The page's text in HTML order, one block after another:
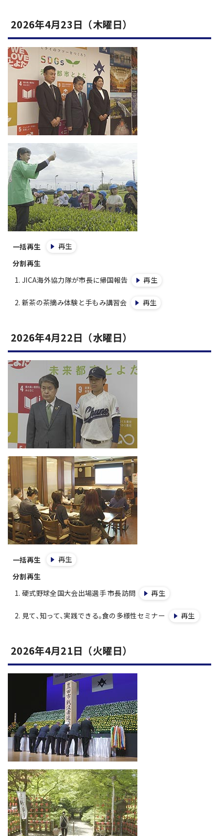
2026年4月23日（木曜日）
一括再生
再生
分割再生
JICA海外協力隊が市長に帰国報告
再生
新茶の茶摘み体験と手もみ講習会 再生
2026年4月22日（水曜日）
一括再生
再生
分割再生
硬式野球全国大会出場選手 市長訪問
再生
見て､知って､実践できる｡食の多様性セミナー 再生
2026年4月21日（火曜日）